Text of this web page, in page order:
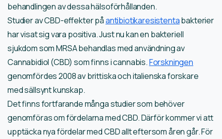
behandlingen av dessa hälsoförhållanden.
Studier av CBD-effekter påantibiotikaresistentabakterier
har visat sig vara positiva. Just nu kan en bakteriell
sjukdom som MRSA behandlas med användning av
Cannabidiol (CBD) som finns i cannabis.Forskningen
genomfördes 2008 av brittiska och italienska forskare
med sällsynt kunskap.
Det finns fortfarande många studier som behöver
genomföras om fördelarna med CBD. Därför kommer vi att
upptäcka nya fördelar med CBD allt eftersom åren går. För